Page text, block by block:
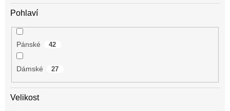
Pohlaví
Pánské 42
Dámské 27
Velikost